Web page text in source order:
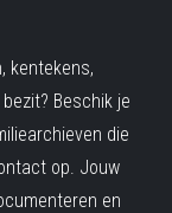
kentekens,
Beschik je
die
op. Jouw
en